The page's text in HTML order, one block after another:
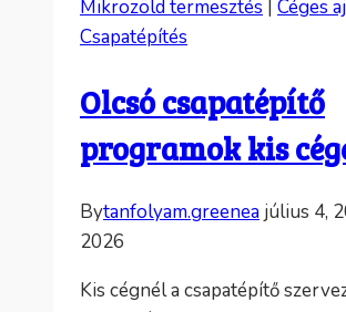
Mikrozöld termesztés | Céges
Csapatépítés
Olcsó csapatépítő
programok kis
Bytanfolyam.greenea július 4,
2026
Kis cégnél a csapatépítő